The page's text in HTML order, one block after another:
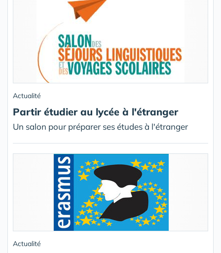
Actualité
Partir étudier au lycée à l'étranger
Un salon pour préparer ses études à l'étranger
Actualité